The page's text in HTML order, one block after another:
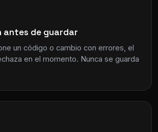
antes de guardar
un código o cambio con errores, el
en el momento. Nunca se guarda